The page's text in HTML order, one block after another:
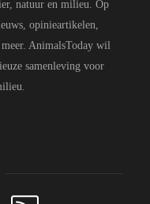
natuur en milieu. Op
opinieartikelen,
AnimalsToday wil
samenleving voor